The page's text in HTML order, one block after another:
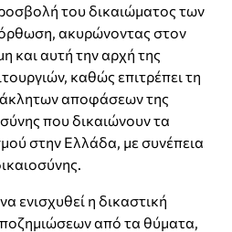
του δικαιώματος των
ακυρώνοντας στον
και αυτή την αρχή της
καθώς επιτρέπει τη
αποφάσεων της
που δικαιώνουν τα
στην Ελλάδα, με συνέπεια
ενισχυθεί η δικαστική
από τα θύματα,